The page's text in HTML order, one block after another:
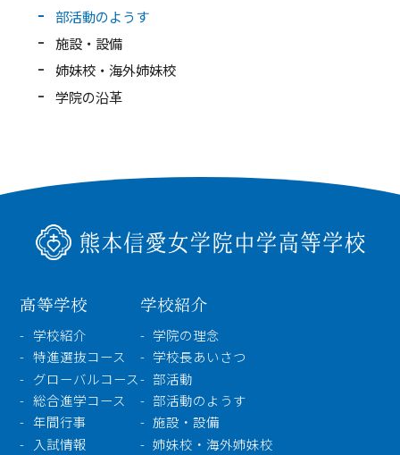
部活動のようす
施設・設備
姉妹校・海外姉妹校
学院の沿革
高等学校
学校紹介
特進選抜コース
グローバルコース
総合進学コース
年間行事
入試情報
学校紹介
学院の理念
学校長あいさつ
部活動
部活動のようす
施設・設備
姉妹校・海外姉妹校
学校紹介
検索
TEL：096-354-5355